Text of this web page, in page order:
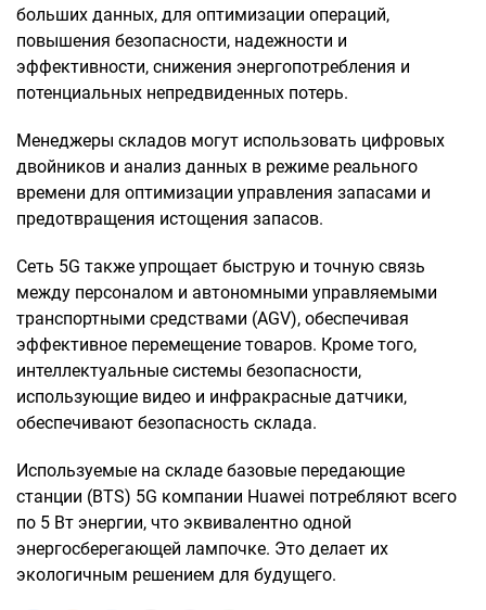
больших данных, для оптимизации операций,
повышения безопасности, надежности и
эффективности, снижения энергопотребления и
потенциальных непредвиденных потерь.
Менеджеры складов могут использовать цифровых
двойников и анализ данных в режиме реального
времени для оптимизации управления запасами и
предотвращения истощения запасов.
Сеть 5G также упрощает быструю и точную связь
между персоналом и автономными управляемыми
транспортными средствами (AGV), обеспечивая
эффективное перемещение товаров. Кроме того,
интеллектуальные системы безопасности,
использующие видео и инфракрасные датчики,
обеспечивают безопасность склада.
Используемые на складе базовые передающие
станции (BTS) 5G компании Huawei потребляют всего
по 5 Вт энергии, что эквивалентно одной
энергосберегающей лампочке. Это делает их
экологичным решением для будущего.